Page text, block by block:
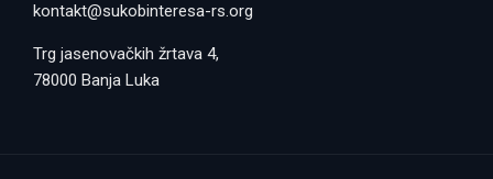
kontakt@sukobinteresa-rs.org
Trg jasenovačkih žrtava 4,
78000 Banja Luka